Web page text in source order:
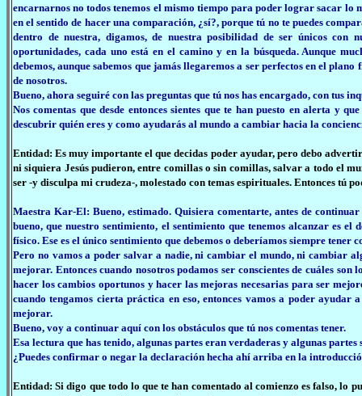
encarnarnos no todos tenemos el mismo tiempo para poder lograr sacar lo
en el sentido de hacer una comparación, ¿sí?, porque tú no te puedes
dentro de nuestra, digamos, de nuestra posibilidad de ser únicos con
oportunidades, cada uno está en el camino y en la búsqueda. Aunque
debemos, aunque sabemos que jamás llegaremos a ser perfectos en el
de nosotros.
Bueno, ahora seguiré con las preguntas que tú nos has encargado, con tus
Nos comentas que desde entonces sientes que te han puesto en alerta y
descubrir quién eres y como ayudarás al mundo a cambiar hacia la
Entidad: Es muy importante el que decidas poder ayudar, pero debo
ni siquiera Jesús pudieron, entre comillas o sin comillas, salvar a todo el
ser -y disculpa mi crudeza-, molestado con temas espirituales. Entonces
Maestra Kar-El: Bueno, estimado. Quisiera comentarte, antes de
bueno, que nuestro sentimiento, el sentimiento que tenemos alcanzar es
físico. Ese es el único sentimiento que debemos o deberíamos siempre tener
Pero no vamos a poder salvar a nadie, ni cambiar el mundo, ni cambiar
mejorar. Entonces cuando nosotros podamos ser conscientes de cuáles
hacer los cambios oportunos y hacer las mejoras necesarias para ser
cuando tengamos cierta práctica en eso, entonces vamos a poder
mejorar.
Bueno, voy a continuar aquí con los obstáculos que tú nos comentas tener.
Esa lectura que has tenido, algunas partes eran verdaderas y algunas
¿Puedes confirmar o negar la declaración hecha ahí arriba en la
Entidad: Si digo que todo lo que te han comentado al comienzo es falso,